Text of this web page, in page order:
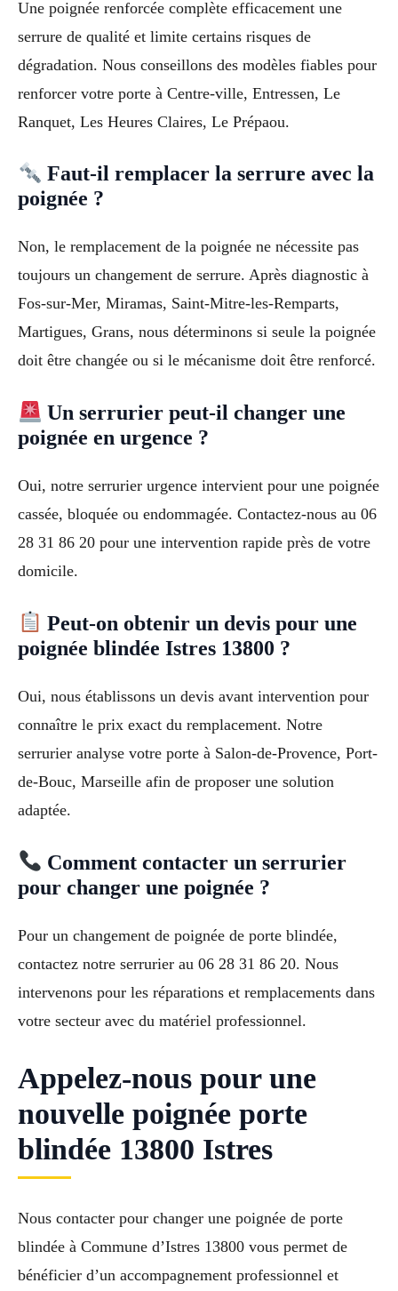
Une poignée renforcée complète efficacement une
serrure de qualité et limite certains risques de
dégradation. Nous conseillons des modèles fiables pour
renforcer votre porte à Centre-ville, Entressen, Le
Ranquet, Les Heures Claires, Le Prépaou.
Faut-il remplacer la serrure avec la
poignée ?
Non, le remplacement de la poignée ne nécessite pas
toujours un changement de serrure. Après diagnostic à
Fos-sur-Mer, Miramas, Saint-Mitre-les-Remparts,
Martigues, Grans, nous déterminons si seule la poignée
doit être changée ou si le mécanisme doit être renforcé.
Un serrurier peut-il changer une
poignée en urgence ?
Oui, notre serrurier urgence intervient pour une poignée
cassée, bloquée ou endommagée. Contactez-nous au 06
28 31 86 20 pour une intervention rapide près de votre
domicile.
Peut-on obtenir un devis pour une
poignée blindée Istres 13800 ?
Oui, nous établissons un devis avant intervention pour
connaître le prix exact du remplacement. Notre
serrurier analyse votre porte à Salon-de-Provence, Port-
de-Bouc, Marseille afin de proposer une solution
adaptée.
Comment contacter un serrurier
pour changer une poignée ?
Pour un changement de poignée de porte blindée,
contactez notre serrurier au 06 28 31 86 20. Nous
intervenons pour les réparations et remplacements dans
votre secteur avec du matériel professionnel.
Appelez-nous pour une
nouvelle poignée porte
blindée 13800 Istres
Nous contacter pour changer une poignée de porte
blindée à Commune d’Istres 13800 vous permet de
bénéficier d’un accompagnement professionnel et